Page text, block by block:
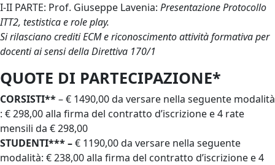
I-II PARTE: Prof. Giuseppe Lavenia: Presentazione Protocollo
ITT2, testistica e role play.
Si rilasciano crediti ECM e riconoscimento attività formativa per
docenti ai sensi della Direttiva 170/1
QUOTE DI PARTECIPAZIONE*
CORSISTI**– € 1490,00 da versare nella seguente modalità
: € 298,00 alla firma del contratto d’iscrizione e 4 rate
mensili da € 298,00
STUDENTI*** –€ 1190,00 da versare nella seguente
modalità: € 238,00 alla firma del contratto d’iscrizione e 4